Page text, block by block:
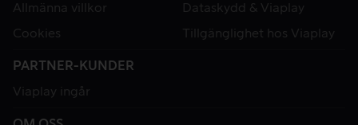
Allmänna villkor
Dataskydd & Viaplay
Cookies
Tillgänglighet hos Viaplay
PARTNER-KUNDER
Viaplay ingår